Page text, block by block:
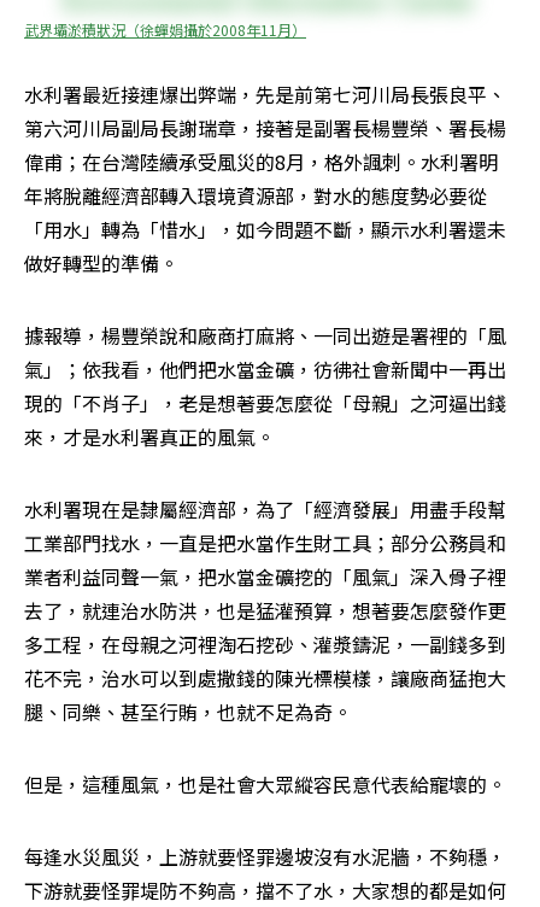
武界壩淤積狀況（徐蟬娟攝於2008年11月）
水利署最近接連爆出弊端，先是前第七河川局長張良平、
第六河川局副局長謝瑞章，接著是副署長楊豐榮、署長楊
偉甫；在台灣陸續承受風災的8月，格外諷刺。水利署明
年將脫離經濟部轉入環境資源部，對水的態度勢必要從
「用水」轉為「惜水」，如今問題不斷，顯示水利署還未
做好轉型的準備。
據報導，楊豐榮說和廠商打麻將、一同出遊是署裡的「風
氣」；依我看，他們把水當金礦，彷彿社會新聞中一再出
現的「不肖子」，老是想著要怎麼從「母親」之河逼出錢
來，才是水利署真正的風氣。
水利署現在是隸屬經濟部，為了「經濟發展」用盡手段幫
工業部門找水，一直是把水當作生財工具；部分公務員和
業者利益同聲一氣，把水當金礦挖的「風氣」深入骨子裡
去了，就連治水防洪，也是猛灌預算，想著要怎麼發作更
多工程，在母親之河裡淘石挖砂、灌漿鑄泥，一副錢多到
花不完，治水可以到處撒錢的陳光標模樣，讓廠商猛抱大
腿、同樂、甚至行賄，也就不足為奇。
但是，這種風氣，也是社會大眾縱容民意代表給寵壞的。
每逢水災風災，上游就要怪罪邊坡沒有水泥牆，不夠穩，
下游就要怪罪堤防不夠高，擋不了水，大家想的都是如何